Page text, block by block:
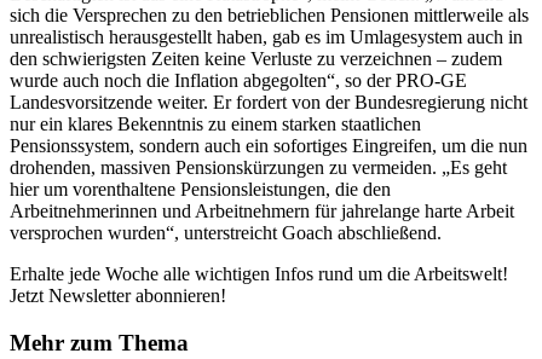
sich die Versprechen zu den betrieblichen Pensionen mittlerweile als
unrealistisch herausgestellt haben, gab es im Umlagesystem auch in
den schwierigsten Zeiten keine Verluste zu verzeichnen – zudem
wurde auch noch die Inflation abgegolten“, so der PRO-GE
Landesvorsitzende weiter. Er fordert von der Bundesregierung nicht
nur ein klares Bekenntnis zu einem starken staatlichen
Pensionssystem, sondern auch ein sofortiges Eingreifen, um die nun
drohenden, massiven Pensionskürzungen zu vermeiden. „Es geht
hier um vorenthaltene Pensionsleistungen, die den
Arbeitnehmerinnen und Arbeitnehmern für jahrelange harte Arbeit
versprochen wurden“, unterstreicht Goach abschließend.
Erhalte jede Woche alle wichtigen Infos rund um die Arbeitswelt!
Jetzt Newsletter abonnieren!
Mehr zum Thema